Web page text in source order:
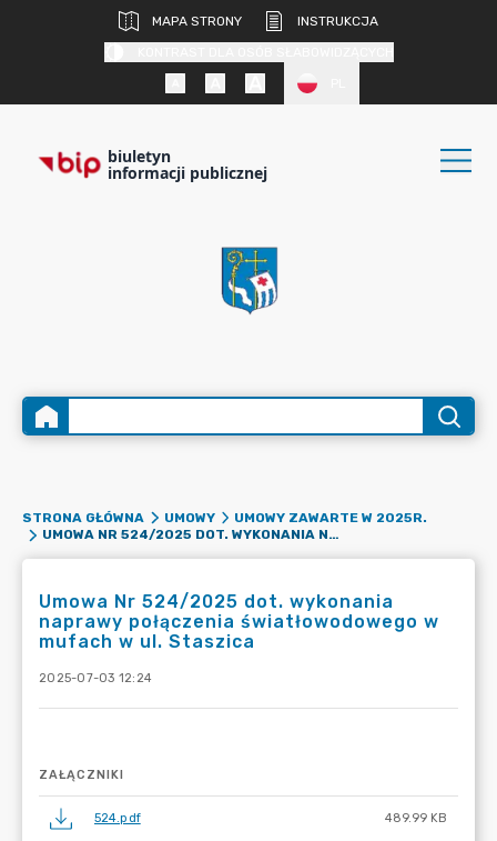
MAPA STRONY
INSTRUKCJA
biuletyn
informacji publicznej
STRONA GŁÓWNA UMOWY
UMOWY ZAWARTE W 2025R.
UMOWA NR 524/2025 DOT. WYKONANIA NAPRAWY POŁĄCZENIA ŚWIATŁOWODOWEGO W MUFACH W UL. STASZICA
Umowa Nr 524/2025 dot. wykonania
naprawy połączenia światłowodowego w
mufach w ul. Staszica
2025-07-03 12:24
ZAŁĄCZNIKI
524.pdf 489.99 KB